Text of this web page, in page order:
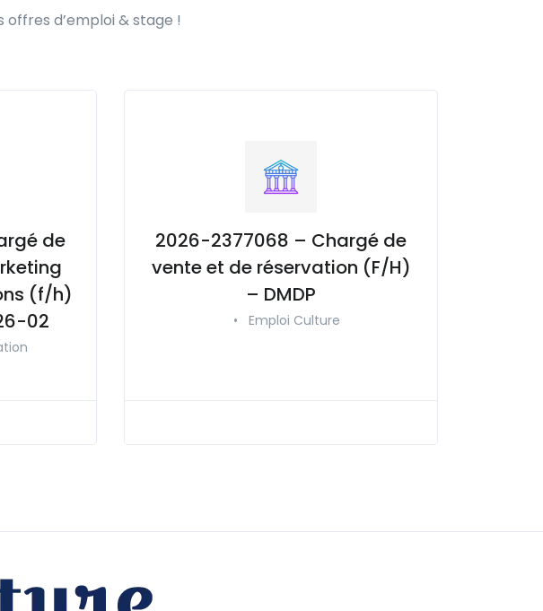
d’emploi & stage !
de
(f/h)
02
2026-2377068 – Chargé de
vente et de réservation (F/H)
– DMDP
• Emploi Culture